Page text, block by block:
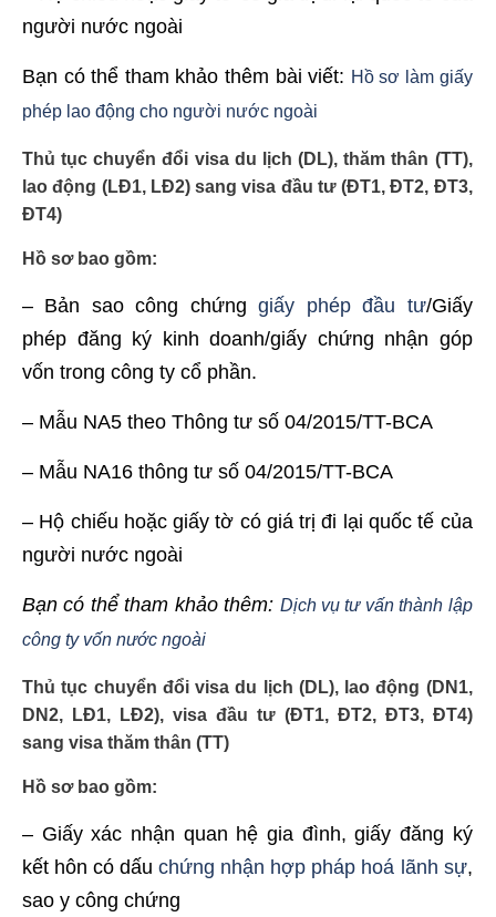
người nước ngoài
Bạn có thể tham khảo thêm bài viết: Hồ sơ làm giấy
phép lao động cho người nước ngoài
Thủ tục chuyển đổi visa du lịch (DL), thăm thân (TT),
lao động (LĐ1, LĐ2) sang visa đầu tư (ĐT1, ĐT2, ĐT3,
ĐT4)
Hồ sơ bao gồm:
– Bản sao công chứnggiấy phép đầu tư/Giấy
phép đăng ký kinh doanh/giấy chứng nhận góp
vốn trong công ty cổ phần.
– Mẫu NA5 theo Thông tư số 04/2015/TT-BCA
– Mẫu NA16 thông tư số 04/2015/TT-BCA
– Hộ chiếu hoặc giấy tờ có giá trị đi lại quốc tế của
người nước ngoài
Bạn có thể tham khảo thêm: Dịch vụ tư vấn thành lập
công ty vốn nước ngoài
Thủ tục chuyển đổi visa du lịch (DL), lao động (DN1,
DN2, LĐ1, LĐ2), visa đầu tư (ĐT1, ĐT2, ĐT3, ĐT4)
sang visa thăm thân (TT)
Hồ sơ bao gồm:
– Giấy xác nhận quan hệ gia đình, giấy đăng ký
kết hôn có dấuchứng nhận hợp pháp hoá lãnh sự,
sao y công chứng